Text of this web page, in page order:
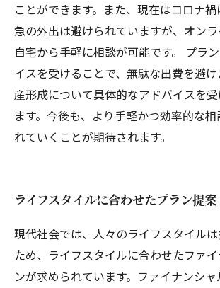
ことができます。また、現在はコロナ
急の外出は避けられていますが、オン
自宅から手軽に相談が可能です。 プラ
イスを受けることで、無駄な出費を避
産形成について具体的なアドバイスを
ます。今後も、より手軽かつ効率的な
れていくことが期待されます。
ライフスタイルに合わせたプラン提案
現代社会では、人々のライフスタイル
ため、ライフスタイルに合わせたファ
ンが求められています。ファイナンシ